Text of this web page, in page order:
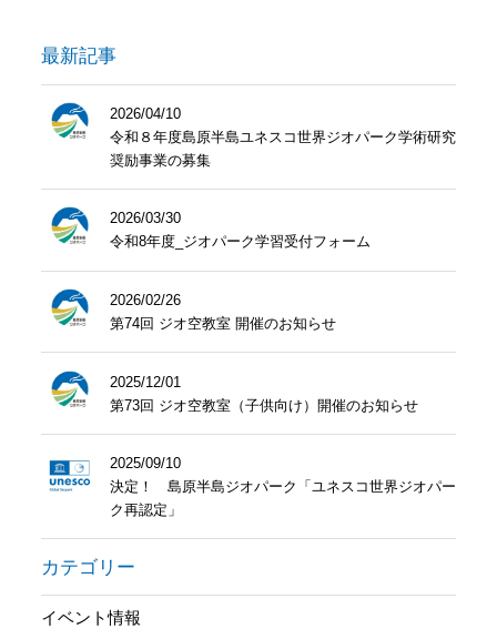
最新記事
2026/04/10
令和８年度島原半島ユネスコ世界ジオパーク学術研究
奨励事業の募集
2026/03/30
令和8年度_ジオパーク学習受付フォーム
2026/02/26
第74回 ジオ空教室 開催のお知らせ
2025/12/01
第73回 ジオ空教室（子供向け）開催のお知らせ
2025/09/10
決定！ 島原半島ジオパーク「ユネスコ世界ジオパー
ク再認定」
カテゴリー
イベント情報